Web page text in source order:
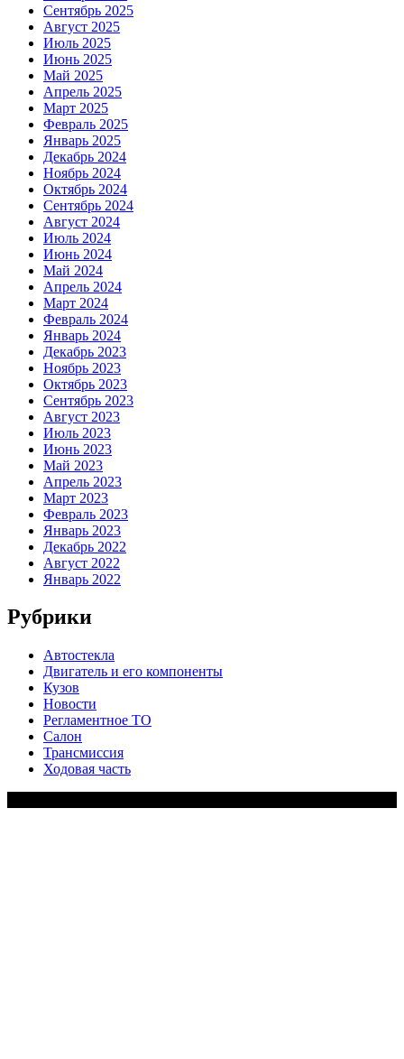
Сентябрь 2025
Август 2025
Июль 2025
Июнь 2025
Май 2025
Апрель 2025
Март 2025
Февраль 2025
Январь 2025
Декабрь 2024
Ноябрь 2024
Октябрь 2024
Сентябрь 2024
Август 2024
Июль 2024
Июнь 2024
Май 2024
Апрель 2024
Март 2024
Февраль 2024
Январь 2024
Декабрь 2023
Ноябрь 2023
Октябрь 2023
Сентябрь 2023
Август 2023
Июль 2023
Июнь 2023
Май 2023
Апрель 2023
Март 2023
Февраль 2023
Январь 2023
Декабрь 2022
Август 2022
Январь 2022
Рубрики
Автостекла
Двигатель и его компоненты
Кузов
Новости
Регламентное ТО
Салон
Трансмиссия
Ходовая часть